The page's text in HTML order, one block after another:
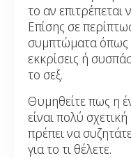
το αν επιτρέπεται
Επίσης σε
συμπτώματα όπως
εκκρίσεις ή
το σεξ.
Θυμηθείτε πως η
είναι πολύ
πρέπει να
για το τι θέλετε.